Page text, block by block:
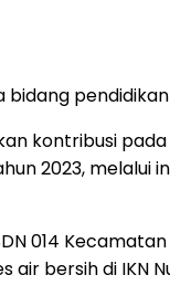
kontribusi
2023, melalui
014 Kecamatan
air bersih di IKN